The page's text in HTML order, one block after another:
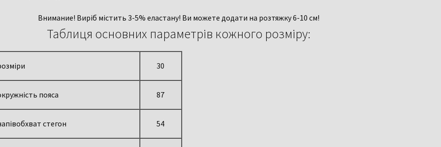
Внимание! Виріб містить 3-5% еластану! Ви можете додати на розтяжку 6-10 см!
Таблиця основних параметрів кожного розміру:
30
пояса 87
стегон 54